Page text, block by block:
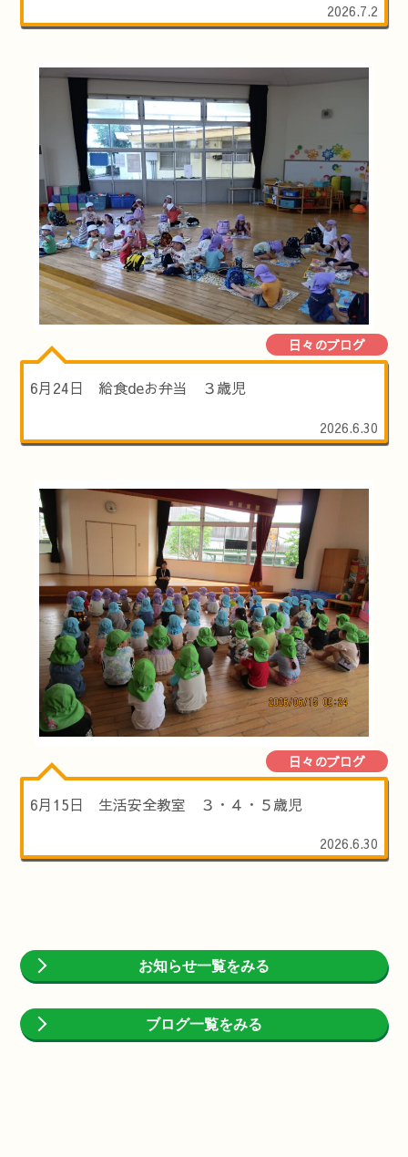
2026.7.2
日々のブログ
6月24日 給食deお弁当 ３歳児
2026.6.30
日々のブログ
6月15日 生活安全教室 ３・４・５歳児
2026.6.30
お知らせ一覧をみる
ブログ一覧をみる